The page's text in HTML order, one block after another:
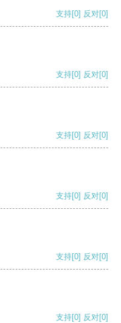
支持[0] 反对[0]
支持[0] 反对[0]
支持[0] 反对[0]
支持[0] 反对[0]
支持[0] 反对[0]
支持[0] 反对[0]